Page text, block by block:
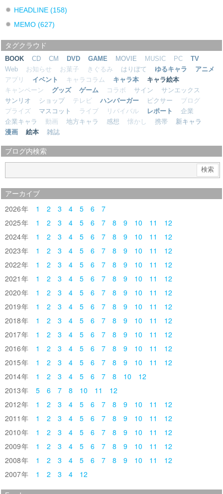
HEADLINE (158)
MEMO (627)
タグクラウド
BOOK CD CM DVD GAME MOVIE MUSIC PC
TV
Web
お知らせ お菓子 きぐるみ はりぼて ゆるキャラ
アニメ
アプリ
イベント キャラコラム キャラ本
キャラ絵本
キャンペーン
グッズ ゲーム コラボ サイン
サンエックス
サンリオ
ショップ テレビ ハンバーガー ピクサー
ブログ
プライズ
マスコット ライブ リバイバル レポート
企業
企業キャラ
動画 地方キャラ 感想 懐かし 携帯
新キャラ
漫画
絵本 雑誌
ブログ内検索
アーカイブ
2026 1 2 3 4 5 6
7
2025
1 2 3 4 5 6 7 8 9 10 11
12
2024
1 2 3 4 5 6 7 8 9 10 11
12
2023
1 2 3 4 5 6 7 8 9 10 11
12
2022
1 2 3 4 5 6 7 8 9 10 11
12
2021
1 2 3 4 5 6 7 8 9 10 11
12
2020
1 2 3 4 5 6 7 8 9 10 11
12
2019
1 2 3 4 5 6 7 8 9 10 11
12
2018
1 2 3 4 5 6 7 8 9 10 11
12
2017
1 2 3 4 5 6 7 8 9 10 11
12
2016
1 2 3 4 5 6 7 8 9 10 11
12
2015
1 2 3 4 5 6 7 8 9 10 11
12
2014
1 2 3 4 5 6 7 8 10
12
2013
5 6 7 8 10 11
12
2012
1 2 3 4 5 6 7 8 9 10 11
12
2011
1 2 3 4 5 6 7 8 9 10 11
12
2010
1 2 3 4 5 6 7 8 9 10 11
12
2009
1 2 3 4 5 6 7 8 9 10 11
12
2008
1 2 3 4 5 6 7 8 9 10 11
12
2007
1 2 3 4 12